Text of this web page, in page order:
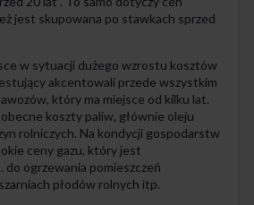
jest skupowana po stawkach sprzed
w sytuacji dużego wzrostu kosztów
akcentowali przede wszystkim
który ma miejsce od kilku lat.
koszty paliw, głównie oleju
rolniczych. Na kondycji gospodarstw
ceny gazu, który jest
ogrzewania pomieszczeń
płodów rolnych itp.